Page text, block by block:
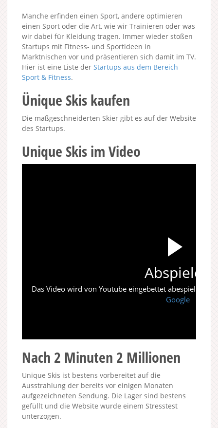
Manche erfinden einen Sport, andere optimieren
einen Sport oder die Art, wie wir Trainieren oder was
wir dabei für Kleidung tragen. Immer wieder stoßen
Startups mit Fitness- und Sportideen in
Marktnischen vor und präsentieren sich damit im TV.
Hier ist eine Liste der Startups aus dem Bereich
Sport & Fitness.
Ünique Skis kaufen
Die maßgeschneiderten Skier gibt es auf der Website
des Startups.
Unique Skis im Video
Abspielen
Das Video wird von Youtube eingebettet abespielt. Es
Google
Nach 2 Minuten 2 Millionen
Unique Skis ist bestens vorbereitet auf die
Ausstrahlung der bereits vor einigen Monaten
aufgezeichneten Sendung. Die Lager sind bestens
gefüllt und die Website wurde einem Stresstest
unterzogen.